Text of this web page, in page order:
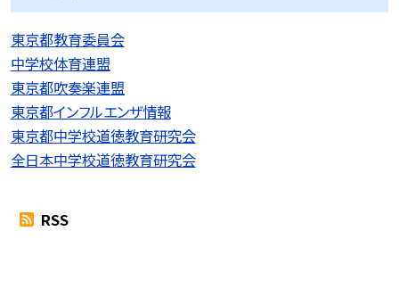
東京都教育委員会
中学校体育連盟
東京都吹奏楽連盟
東京都インフルエンザ情報
東京都中学校道徳教育研究会
全日本中学校道徳教育研究会
RSS